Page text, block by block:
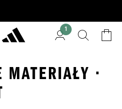
1
MATERIAŁY ·